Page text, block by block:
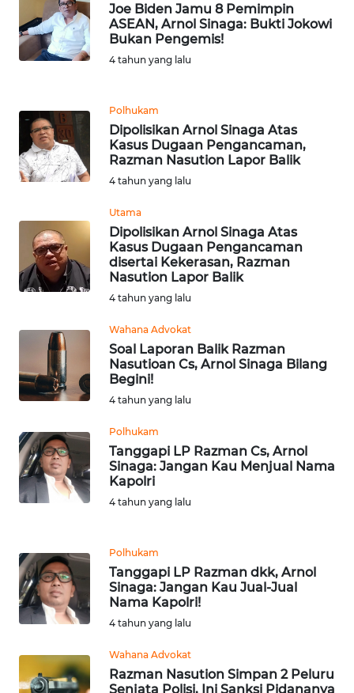
Joe Biden Jamu 8 Pemimpin
ASEAN, Arnol Sinaga: Bukti Jokowi
Bukan Pengemis!
4 tahun yang lalu
Polhukam
Dipolisikan Arnol Sinaga Atas
Kasus Dugaan Pengancaman,
Razman Nasution Lapor Balik
4 tahun yang lalu
Utama
Dipolisikan Arnol Sinaga Atas
Kasus Dugaan Pengancaman
disertai Kekerasan, Razman
Nasution Lapor Balik
4 tahun yang lalu
Wahana Advokat
Soal Laporan Balik Razman
Nasutioan Cs, Arnol Sinaga Bilang
Begini!
4 tahun yang lalu
Polhukam
Tanggapi LP Razman Cs, Arnol
Sinaga: Jangan Kau Menjual Nama
Kapolri
4 tahun yang lalu
Polhukam
Tanggapi LP Razman dkk, Arnol
Sinaga: Jangan Kau Jual-Jual
Nama Kapolri!
4 tahun yang lalu
Wahana Advokat
Razman Nasution Simpan 2 Peluru
Senjata Polisi, Ini Sanksi Pidananya
KARIR
DISCLAIMER
News
Regional
WN
WN
JAKARTA
WN
WN
BANTEN
WN
KEPRI
WN
PAPUA
BARAT
WN
RIAU